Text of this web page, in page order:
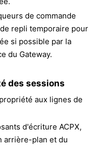
de commande
repli temporaire pour
si possible par la
du Gateway.
des sessions
aux lignes de
d'écriture ACPX,
arrière-plan et du